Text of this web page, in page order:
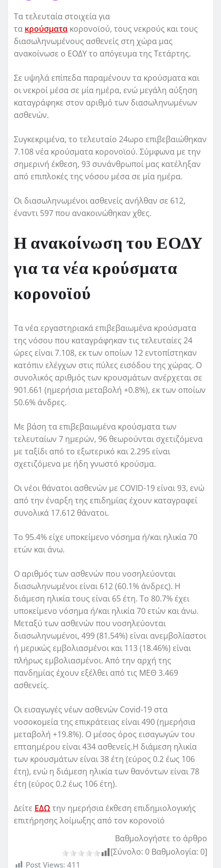
Τα τελευταία στοιχεία για
τα κρούσματα κορονοϊού, τους νεκρούς και τους
διασωληνωμένους ασθενείς στη χώρα μας
ανακοίνωσε ο ΕΟΔΥ το απόγευμα της Τετάρτης.
Σε υψηλά επίπεδα παραμένουν τα κρούσματα και
οι νεκροί μέσα σε μία ημέρα, ενώ μεγάλη αύξηση
καταγράφηκε στον αριθμό των διασωληνωμένων
ασθενών.
Συγκεκριμένα, το τελευταίο 24ωρο επιβεβαιώθηκαν
7.108 νέα κρούσματα κορονοϊού. Σύμφωνα με την
σημερινή έκθεση, 93 συνάνθρωποί μας κατέληξαν
από επιπλοκές της νόσου μέσα σε μία ημέρα.
Οι διασωληνωμένοι ασθενείς ανήλθαν σε 612,
έναντι 597 που ανακοινώθηκαν χθες.
Η ανακοίνωση του ΕΟΔΥ
για τα νέα κρούσματα
κορονοϊού
Τα νέα εργαστηριακά επιβεβαιωμένα κρούσματα
της νόσου που καταγράφηκαν τις τελευταίες 24
ώρες είναι 7.108, εκ των οποίων 12 εντοπίστηκαν
κατόπιν ελέγχων στις πύλες εισόδου της χώρας. Ο
συνολικός αριθμός των κρουσμάτων ανέρχεται σε
901.661 (ημερήσια μεταβολή +0.8%), εκ των οποίων
50.6% άνδρες.
Με βάση τα επιβεβαιωμένα κρούσματα των
τελευταίων 7 ημερών, 96 θεωρούνται σχετιζόμενα
με ταξίδι από το εξωτερικό και 2.295 είναι
σχετιζόμενα με ήδη γνωστό κρούσμα.
Οι νέοι θάνατοι ασθενών με COVID-19 είναι 93, ενώ
από την έναρξη της επιδημίας έχουν καταγραφεί
συνολικά 17.612 θάνατοι.
Το 95.4% είχε υποκείμενο νόσημα ή/και ηλικία 70
ετών και άνω.
Ο αριθμός των ασθενών που νοσηλεύονται
διασωληνωμένοι είναι 612 (60.1% άνδρες). Η
διάμεση ηλικία τους είναι 65 έτη. To 80.7% έχει
υποκείμενο νόσημα ή/και ηλικία 70 ετών και άνω.
Μεταξύ των ασθενών που νοσηλεύονται
διασωληνωμένοι, 499 (81.54%) είναι ανεμβολίαστοι
ή μερικώς εμβολιασμένοι και 113 (18.46%) είναι
πλήρως εμβολιασμένοι. Από την αρχή της
πανδημίας έχουν εξέλθει από τις ΜΕΘ 3.469
ασθενείς.
Οι εισαγωγές νέων ασθενών Covid-19 στα
νοσοκομεία της επικράτειας είναι 490 (ημερήσια
μεταβολή +19.8%). Ο μέσος όρος εισαγωγών του
επταημέρου είναι 434 ασθενείς.Η διάμεση ηλικία
των κρουσμάτων είναι 38 έτη (εύρος 0.2 έως 106
έτη), ενώ η διάμεση ηλικία των θανόντων είναι 78
έτη (εύρος 0.2 έως 106 έτη).
Δείτε ΕΔΩ την ημερήσια έκθεση επιδημιολογικής
επιτήρησης λοίμωξης από τον κορονοϊό
Βαθμολογήστε το άρθρο
[Σύνολο: 0 Βαθμολογία: 0]
Post Views: 411